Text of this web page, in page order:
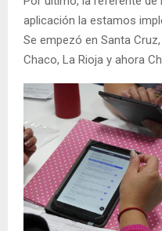
aplicación la estamos
Se empezó en Santa
Chaco, La Rioja y ahora